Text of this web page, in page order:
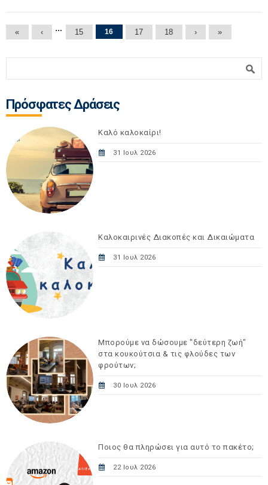
Σελίδες
« ‹ … 15 16 17 18 › »
Πρόσφατες Δράσεις
Καλό καλοκαίρι!
31 Ιουλ 2026
Καλοκαιρινές Διακοπές και Δικαιώματα
31 Ιουλ 2026
Μπορούμε να δώσουμε "δεύτερη ζωή"
στα κουκούτσια & τις φλούδες των
φρούτων;
30 Ιουλ 2026
Ποιος θα πληρώσει για αυτό το πακέτο;
22 Ιουλ 2026